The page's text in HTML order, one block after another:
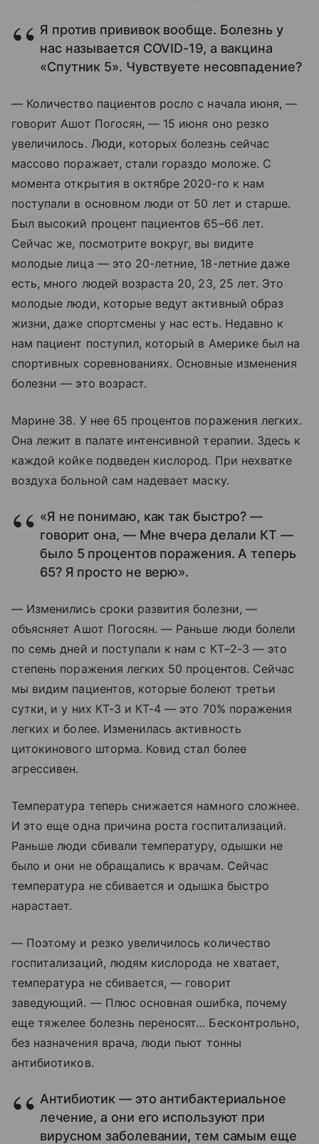
Я против прививок вообще. Болезнь у
нас называется COVID-19, а вакцина
«Спутник 5». Чувствуете несовпадение?
— Количество пациентов росло с начала июня, —
говорит Ашот Погосян, — 15 июня оно резко
увеличилось. Люди, которых болезнь сейчас
массово поражает, стали гораздо моложе. С
момента открытия в октябре 2020-го к нам
поступали в основном люди от 50 лет и старше.
Был высокий процент пациентов 65–66 лет.
Сейчас же, посмотрите вокруг, вы видите
молодые лица — это 20-летние, 18-летние даже
есть, много людей возраста 20, 23, 25 лет. Это
молодые люди, которые ведут активный образ
жизни, даже спортсмены у нас есть. Недавно к
нам пациент поступил, который в Америке был на
спортивных соревнованиях. Основные изменения
болезни — это возраст.
Марине 38. У нее 65 процентов поражения легких.
Она лежит в палате интенсивной терапии. Здесь к
каждой койке подведен кислород. При нехватке
воздуха больной сам надевает маску.
«Я не понимаю, как так быстро? —
говорит она, — Мне вчера делали КТ —
было 5 процентов поражения. А теперь
65? Я просто не верю».
— Изменились сроки развития болезни, —
объясняет Ашот Погосян. — Раньше люди болели
по семь дней и поступали к нам с КТ–2-3 — это
степень поражения легких 50 процентов. Сейчас
мы видим пациентов, которые болеют третьи
сутки, и у них КТ-3 и КТ-4 — это 70% поражения
легких и более. Изменилась активность
цитокинового шторма. Ковид стал более
агрессивен.
Температура теперь снижается намного сложнее.
И это еще одна причина роста госпитализаций.
Раньше люди сбивали температуру, одышки не
было и они не обращались к врачам. Сейчас
температура не сбивается и одышка быстро
нарастает.
— Поэтому и резко увеличилось количество
госпитализаций, людям кислорода не хватает,
температура не сбивается, — говорит
заведующий. — Плюс основная ошибка, почему
еще тяжелее болезнь переносят… Бесконтрольно,
без назначения врача, люди пьют тонны
антибиотиков.
Антибиотик — это антибактериальное
лечение, а они его используют при
вирусном заболевании, тем самым еще